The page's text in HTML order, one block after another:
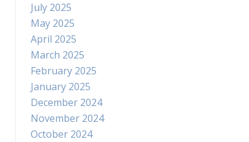
July 2025
May 2025
April 2025
March 2025
February 2025
January 2025
December 2024
November 2024
October 2024